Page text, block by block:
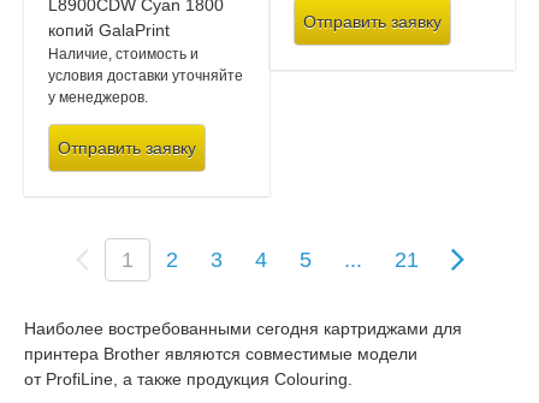
Наличие, стоимость и
условия доставки уточняйте
у менеджеров.
Отправить заявку
Отправить заявку
1(
c
r
r
e
n
2 3 4 5 ... 21
Наиболее востребованными сегодня картриджами для
принтера Brother являются совместимые модели
от ProfiLine, а также продукция Colouring.